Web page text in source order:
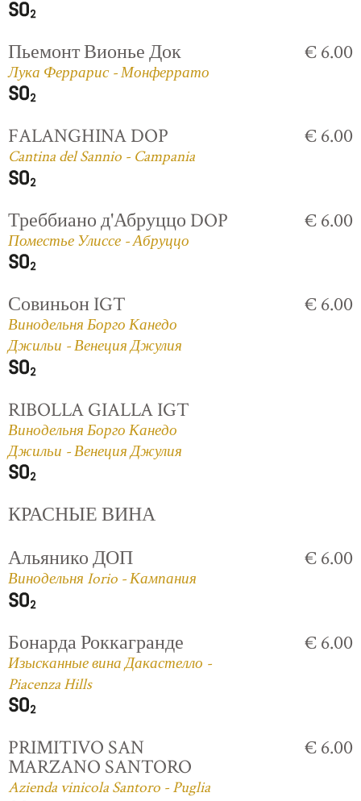
Пьемонт Вионье Док
Лука Феррарис - Монферрато
€ 6.00
FALANGHINA DOP
Cantina del Sannio - Campania
€ 6.00
Треббиано д'Абруццо DOP
Поместье Улиссе - Абруццо
€ 6.00
Совиньон IGT
Винодельня Борго Канедо
Джильи - Венеция Джулия
€ 6.00
RIBOLLA GIALLA IGT
Винодельня Борго Канедо
Джильи - Венеция Джулия
КРАСНЫЕ ВИНА
Альянико ДОП
Винодельня Iorio - Кампания
€ 6.00
Бонарда Роккагранде
Изысканные вина Дакастелло -
Piacenza Hills
€ 6.00
PRIMITIVO SAN
MARZANO SANTORO
Azienda vinicola Santoro - Puglia
€ 6.00